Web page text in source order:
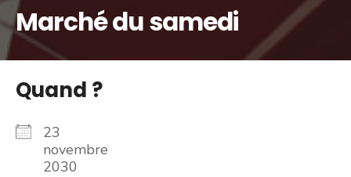
Marché du samedi
Quand ?
23
novembre
2030